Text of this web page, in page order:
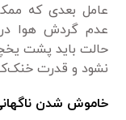
عامل بعدی که
عدم گردش هوا
حالت باید پشت
نشود و قدرت
خاموش شدن